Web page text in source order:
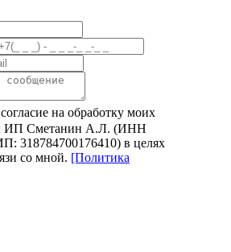
на обработку моих
ИП Сметанин А.Л. (ИНН
318784700176410) в целях
со мной. [Политика